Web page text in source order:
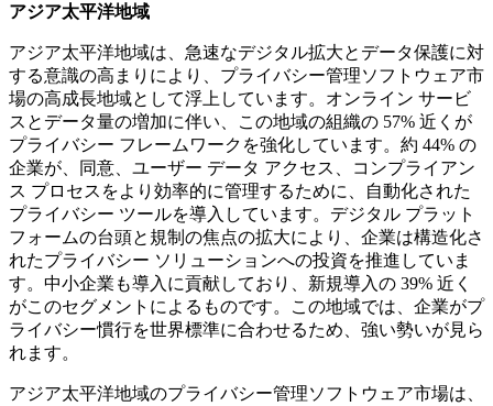
アジア太平洋地域
アジア太平洋地域は、急速なデジタル拡大とデータ保護に対
する意識の高まりにより、プライバシー管理ソフトウェア市
場の高成長地域として浮上しています。オンライン サービ
スとデータ量の増加に伴い、この地域の組織の 57% 近くが
プライバシー フレームワークを強化しています。約 44% の
企業が、同意、ユーザー データ アクセス、コンプライアン
ス プロセスをより効率的に管理するために、自動化された
プライバシー ツールを導入しています。デジタル プラット
フォームの台頭と規制の焦点の拡大により、企業は構造化さ
れたプライバシー ソリューションへの投資を推進していま
す。中小企業も導入に貢献しており、新規導入の 39% 近く
がこのセグメントによるものです。この地域では、企業がプ
ライバシー慣行を世界標準に合わせるため、強い勢いが見ら
れます。
アジア太平洋地域のプライバシー管理ソフトウェア市場は、